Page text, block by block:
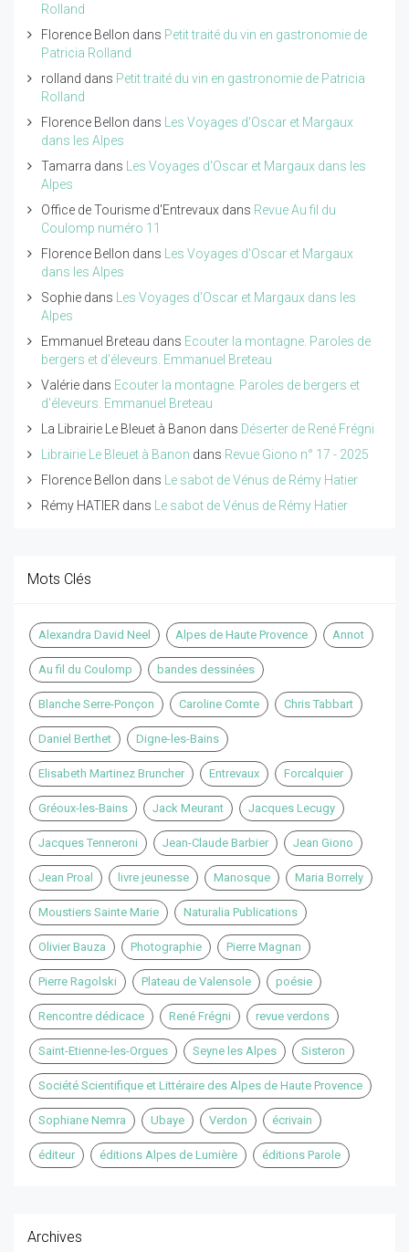
Rolland
Florence Bellon dans Petit traité du vin en gastronomie de
Patricia Rolland
rolland dans Petit traité du vin en gastronomie de Patricia
Rolland
Florence Bellon dans
Les Voyages d'Oscar et Margaux
dans les Alpes
Tamarra dans
Les Voyages d'Oscar et Margaux dans les
Alpes
Office de Tourisme d'Entrevaux dans Revue Au fil du
Coulomp numéro 11
Florence Bellon dans
Les Voyages d'Oscar et Margaux
dans les Alpes
Sophie dans
Les Voyages d'Oscar et Margaux dans les
Alpes
Emmanuel Breteau dans Ecouter la montagne. Paroles de
bergers et d'éleveurs. Emmanuel Breteau
Valérie dans Ecouter la montagne. Paroles de bergers et
d'éleveurs. Emmanuel Breteau
La Librairie Le Bleuet à Banon dans Déserter de René Frégni
Librairie Le Bleuet à Banon dans Revue Giono n° 17 - 2025
Florence Bellon dans
Le sabot de Vénus de Rémy Hatier
Rémy HATIER dans Le sabot de Vénus de Rémy Hatier
Mots Clés
Alexandra David Neel Alpes de Haute Provence Annot
Au fil du Coulomp bandes dessinées
Blanche Serre-Ponçon Caroline Comte Chris Tabbart
Daniel Berthet Digne-les-Bains
Elisabeth Martinez Bruncher Entrevaux Forcalquier
Gréoux-les-Bains Jack Meurant Jacques Lecugy
Jacques Tenneroni Jean-Claude Barbier Jean Giono
Jean Proal livre jeunesse Manosque Maria Borrely
Moustiers Sainte Marie Naturalia Publications
Olivier Bauza Photographie Pierre Magnan
Pierre Ragolski Plateau de Valensole poésie
Rencontre dédicace René Frégni revue verdons
Saint-Etienne-les-Orgues Seyne les Alpes Sisteron
Société Scientifique et Littéraire des Alpes de Haute Provence
Sophiane Nemra Ubaye Verdon écrivain
éditeur éditions Alpes de Lumière éditions Parole
Archives